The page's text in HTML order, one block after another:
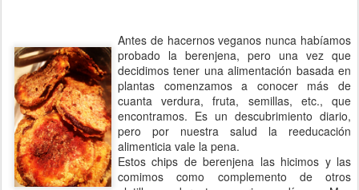
Antes de hacernos veganos nunca habíamos
probado la berenjena, pero una vez que
decidimos tener una alimentación basada en
plantas comenzamos a conocer más de
cuanta verdura, fruta, semillas, etc., que
encontramos. Es un descubrimiento diario,
pero por nuestra salud la reeducación
alimenticia vale la pena.
Estos chips de berenjena las hicimos y las
comimos como complemento de otros